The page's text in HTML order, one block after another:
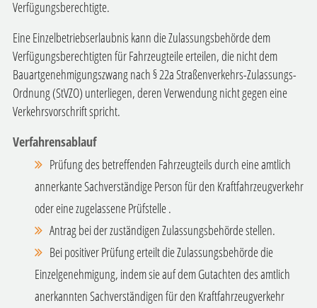
Verfügungsberechtigte.
Eine Einzelbetriebserlaubnis kann die Zulassungsbehörde dem
Verfügungsberechtigten für Fahrzeugteile erteilen, die nicht dem
Bauartgenehmigungszwang nach § 22a Straßenverkehrs-Zulassungs-
Ordnung (StVZO) unterliegen, deren Verwendung nicht gegen eine
Verkehrsvorschrift spricht.
Verfahrensablauf
Prüfung des betreffenden Fahrzeugteils durch eine amtlich
annerkante Sachverständige Person für den Kraftfahrzeugverkehr
oder eine zugelassene Prüfstelle .
Antrag bei der zuständigen Zulassungsbehörde stellen.
Bei positiver Prüfung erteilt die Zulassungsbehörde die
Einzelgenehmigung, indem sie auf dem Gutachten des amtlich
anerkannten Sachverständigen für den Kraftfahrzeugverkehr